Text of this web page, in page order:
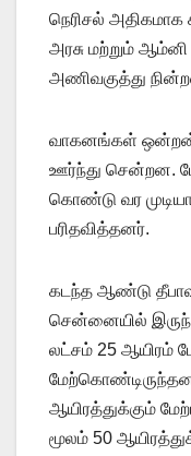
நெரிசல் அதிகமாக
அரசு மற்றும்
அணிவகுத்து
வாகனங்கள் ஒன்றன்
ஊர்ந்து சென்றன.
கொண்டு வர
பரிதவித்தனர்.
கடந்த ஆண்டு
சென்னையில்
லட்சம் 25 ஆயிரம்
ஆயிரத்துக்கும்
மூலம் 50